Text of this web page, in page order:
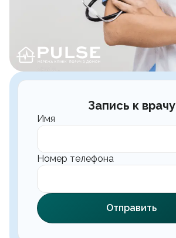
Запись к врачу
Имя
Номер телефона
Отправить